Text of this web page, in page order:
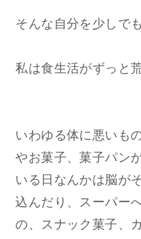
そんな自分を少しで
私は食生活がずっと
いわゆる体に悪いも
やお菓子、菓子パン
いる日なんかは脳が
込んだり、スーパー
の、スナック菓子、